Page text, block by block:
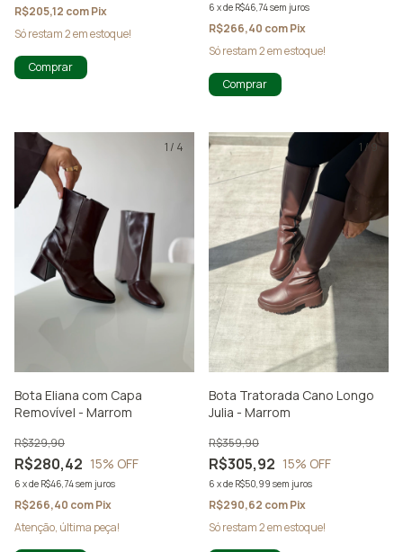
R$205,12 comPix
Só restam2em estoque!
Comprar
6 xde R$46,74sem juros
R$266,40 comPix
Só restam2em estoque!
Comprar
1 / 4
Bota Eliana com Capa
Removível - Marrom
R$280,42
R$329,90
15% OFF
6 xde R$46,74sem juros
R$266,40 comPix
Atenção, última peça!
1/ 9
Bota Tratorada Cano Longo
Julia - Marrom
R$305,92
R$359,90
15% OFF
6 xde R$50,99 sem juros
R$290,62 comPix
Só restam2em estoque!